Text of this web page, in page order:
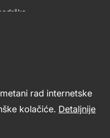
rad internetske
kolačiće. Detaljnije